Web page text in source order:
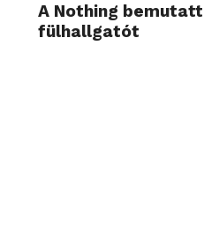
A Nothing
fülhallgatót